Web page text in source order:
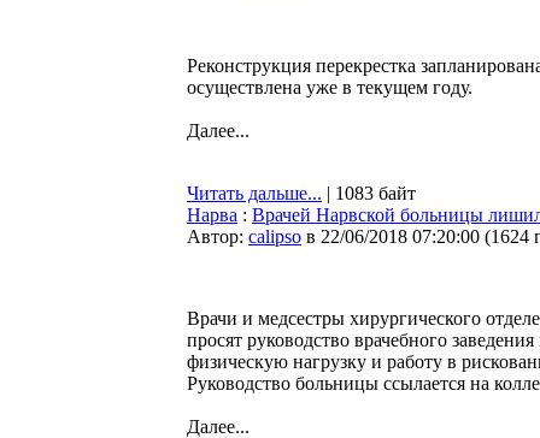
Реконструкция перекрестка
осуществлена уже в текущем году.
Далее...
Читать дальше... | 1083 байт
Нарва : Врачей Нарвской больницы
Автор: calipso в 22/06/2018 07:20:00 (1624
Врачи и медсестры хирургического
просят руководство врачебного
физическую нагрузку и работу в
Руководство больницы ссылается на
Далее...